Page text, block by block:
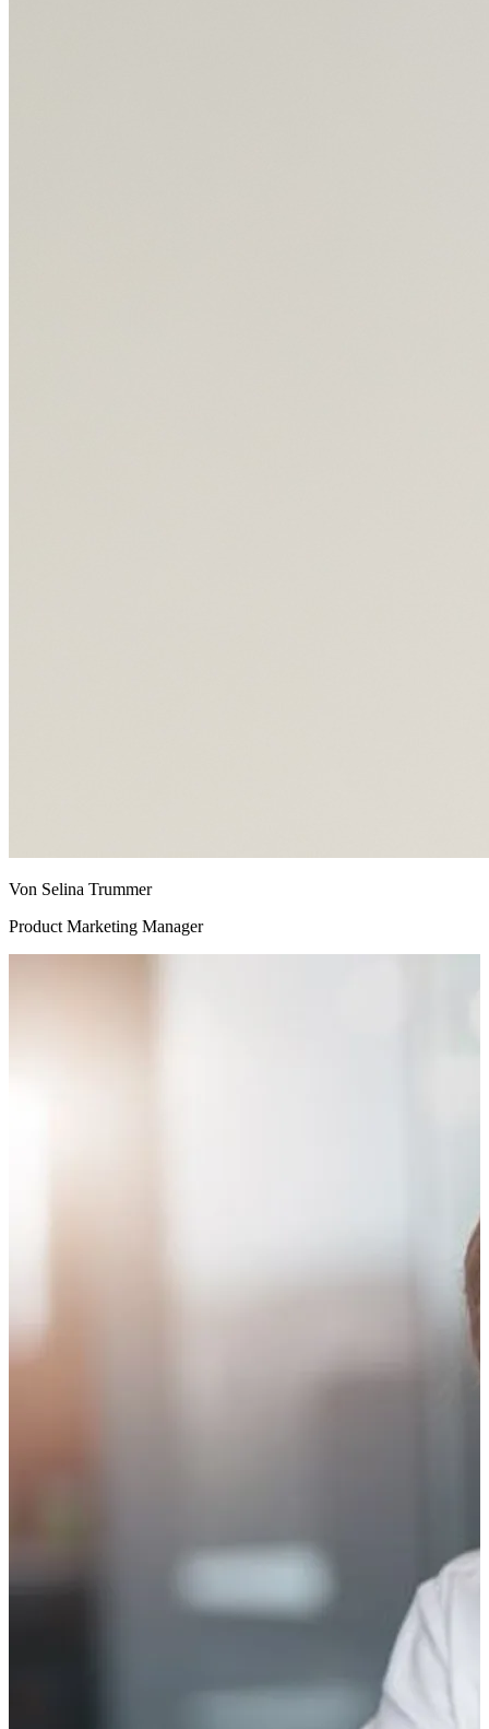
Von Selina Trummer
Product Marketing Manager